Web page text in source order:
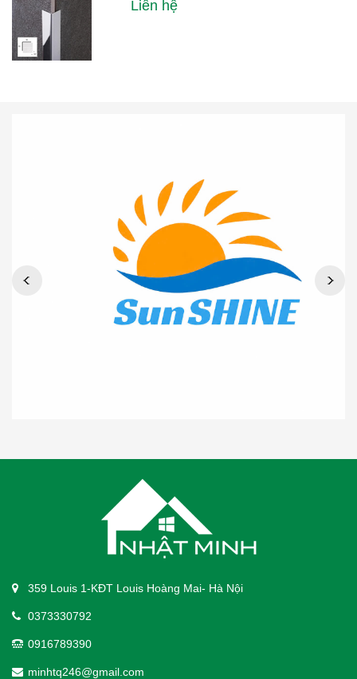
Liên hệ
359 Louis 1-KĐT Louis Hoàng Mai- Hà Nội
0373330792
0916789390
minhtq246@gmail.com